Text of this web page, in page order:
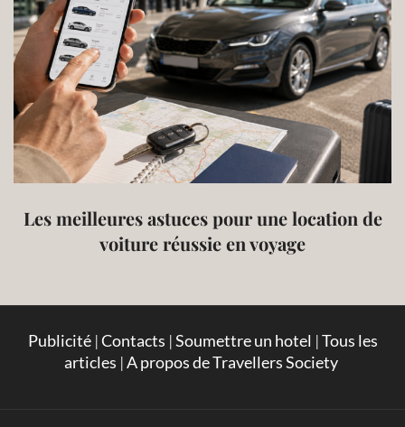
Les meilleures astuces pour une location de
voiture réussie en voyage
Publicité|Contacts |Soumettre un hotel |Tous les
articles |A propos de Travellers Society